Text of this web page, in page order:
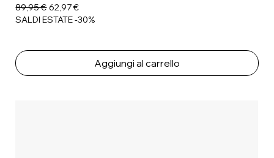
Prezzo regolare
89,95 €Prezzo scontato
62,97 €
SALDI ESTATE -30%
Aggiungi al carrello